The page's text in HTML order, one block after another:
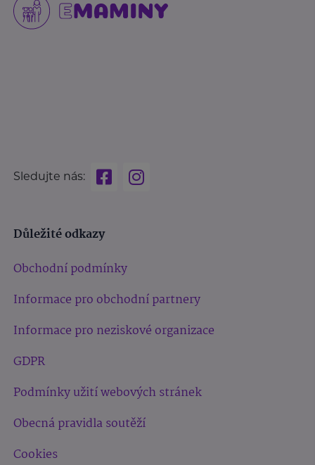
Sledujte nás:
Důležité odkazy
Obchodní podmínky
Informace pro obchodní partnery
Informace pro neziskové organizace
GDPR
Podmínky užití webových stránek
Obecná pravidla soutěží
Cookies